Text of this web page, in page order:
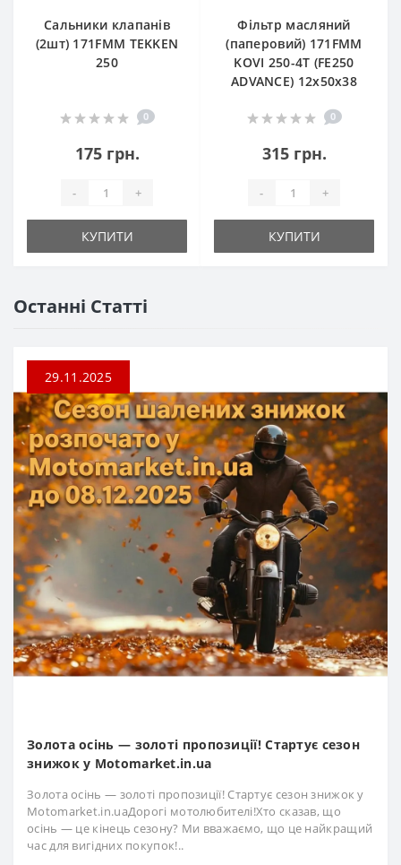
Сальники клапанів
(2шт) 171FMM TEKKEN
250
0
175 грн.
- +
КУПИТИ
Фільтр масляний
(паперовий) 171FMM
KOVI 250-4T (FE250
ADVANCE) 12х50х38
0
315 грн.
- +
КУПИТИ
Останні Статті
29.11.2025
Золота осінь — золоті пропозиції! Стартує сезон
знижок у Motomarket.in.ua
Золота осінь — золоті пропозиції! Стартує сезон знижок у
Motomarket.in.uaДорогі мотолюбителі!Хто сказав, що
осінь — це кінець сезону? Ми вважаємо, що це найкращий
час для вигідних покупок!..